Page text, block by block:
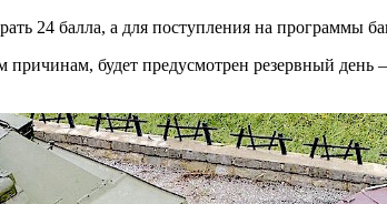
24 балла, а для поступления на программы
причинам, будет предусмотрен резервный